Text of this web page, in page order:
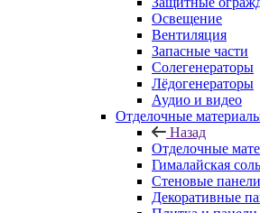
Освещение
Вентиляция
Запасные части
Солегенераторы
Лёдогенераторы
Аудио и видео
Отделочные
Назад
Отделочные
Гималайская соль
Стеновые панели
Декоративные